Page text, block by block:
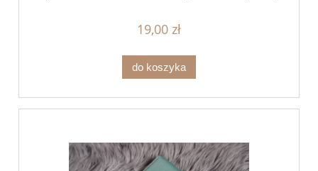
19,00 zł
do koszyka